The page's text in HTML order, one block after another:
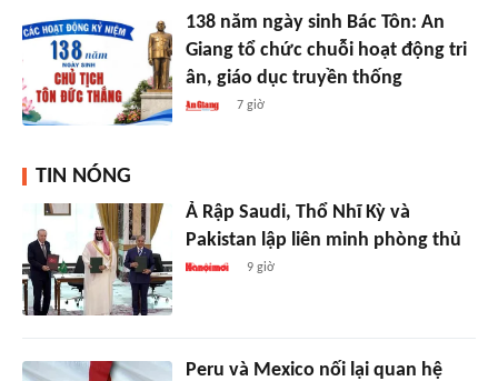
138 năm ngày sinh Bác Tôn: An
Giang tổ chức chuỗi hoạt động tri
ân, giáo dục truyền thống
7 giờ
TIN NÓNG
Ả Rập Saudi, Thổ Nhĩ Kỳ và
Pakistan lập liên minh phòng thủ
9 giờ
Peru và Mexico nối lại quan hệ